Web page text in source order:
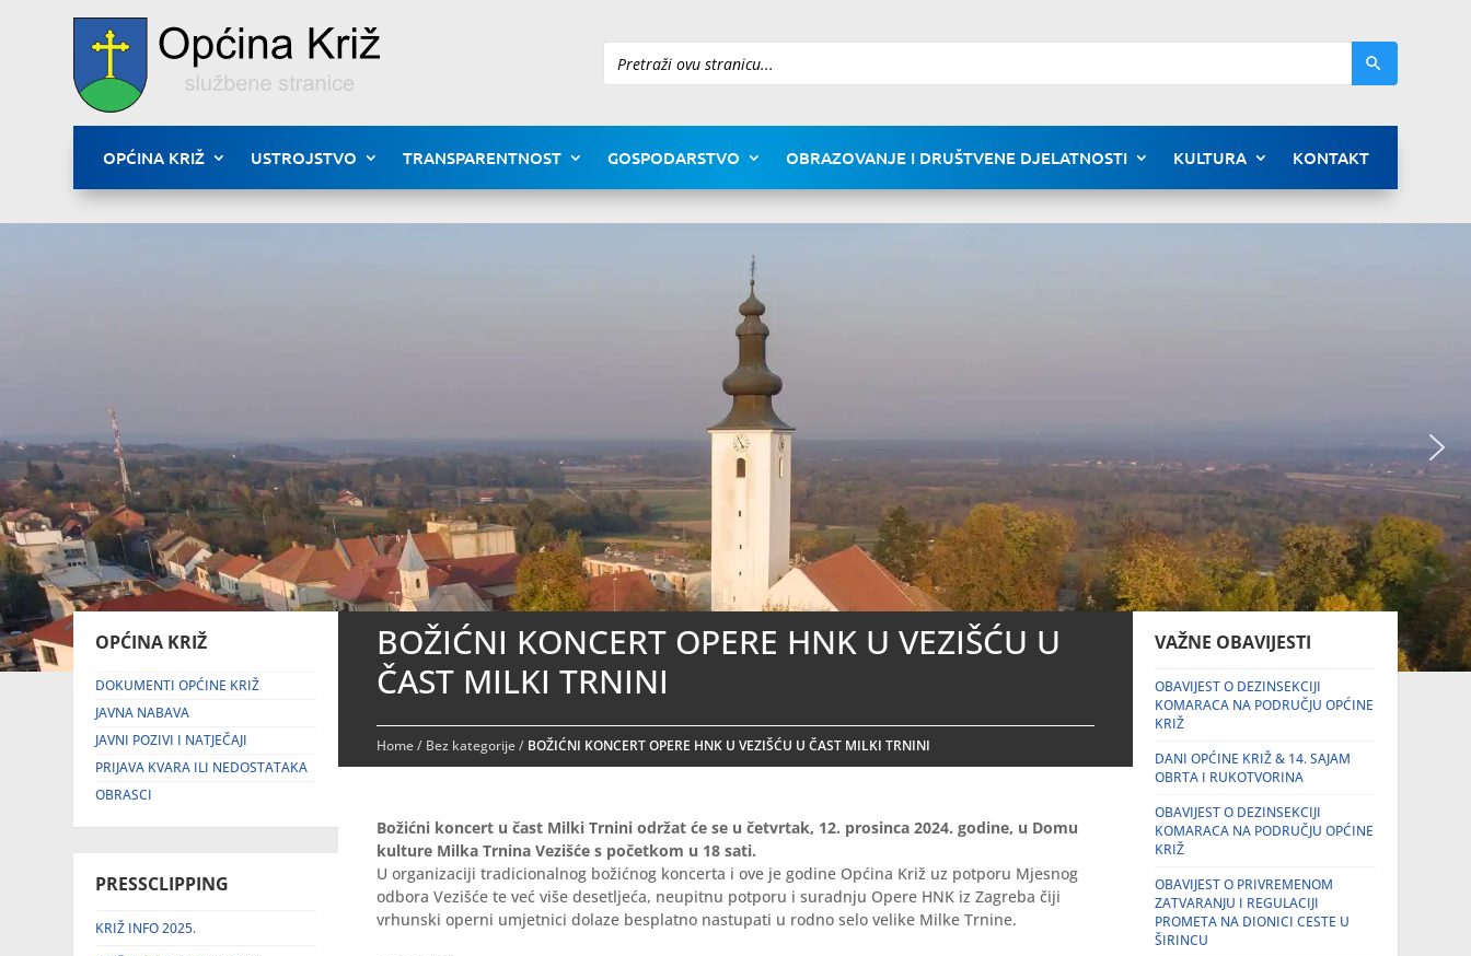
Pretraži
OPĆINA KRIŽ USTROJSTVO TRANSPARENTNOST GOSPODARSTVO OBRAZOVANJE I DRUŠTVENE DJELATNOSTI KULTURA KONTAKT
OPĆINA KRIŽ
DOKUMENTI OPĆINE KRIŽ
JAVNA NABAVA
JAVNI POZIVI I NATJEČAJI
PRIJAVA KVARA ILI NEDOSTATAKA
OBRASCI
PRESSCLIPPING
KRIŽ INFO 2025.
BOŽIĆNI KONCERT OPERE HNK U VEZIŠĆU U
ČAST MILKI TRNINI
Home/ Bez kategorije/ BOŽIĆNI KONCERT OPERE HNK U VEZIŠĆU U ČAST MILKI TRNINI
Božićni koncert u čast Milki Trnini održat će se u četvrtak, 12. prosinca 2024. godine, u Domu
kulture Milka Trnina Vezišće s početkom u 18 sati.
U organizaciji tradicionalnog božićnog koncerta i ove je godine Općina Križ uz potporu Mjesnog
odbora Vezišće te već više desetljeća, neupitnu potporu i suradnju Opere HNK iz Zagreba čiji
vrhunski operni umjetnici dolaze besplatno nastupati u rodno selo velike Milke Trnine.
VAŽNE OBAVIJESTI
OBAVIJEST O DEZINSEKCIJI
KOMARACA NA PODRUČJU OPĆINE
KRIŽ
DANI OPĆINE KRIŽ & 14. SAJAM
OBRTA I RUKOTVORINA
OBAVIJEST O DEZINSEKCIJI
KOMARACA NA PODRUČJU OPĆINE
KRIŽ
OBAVIJEST O PRIVREMENOM
ZATVARANJU I REGULACIJI
PROMETA NA DIONICI CESTE U
ŠIRINCU